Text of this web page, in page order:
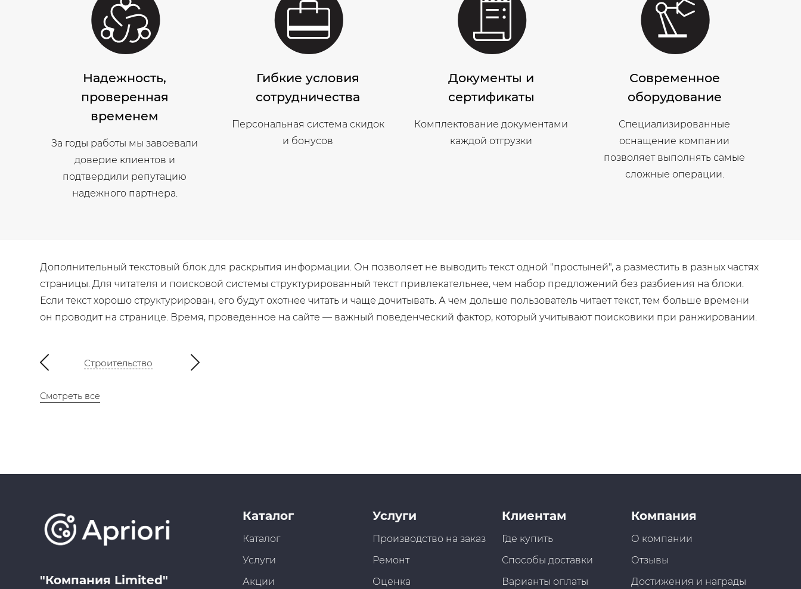
Надежность,
проверенная
временем
За годы работы мы завоевали
доверие клиентов и
подтвердили репутацию
надежного партнера.
Гибкие условия
сотрудничества
Персональная система скидок
и бонусов
Документы и
сертификаты
Комплектование документами
каждой отгрузки
Современное
оборудование
Специализированные
оснащение компании
позволяет выполнять самые
сложные операции.
Дополнительный текстовый блок для раскрытия информации. Он позволяет не выводить текст одной "простыней", а разместить в разных частях
страницы. Для читателя и поисковой системы структурированный текст привлекательнее, чем набор предложений без разбиения на блоки.
Если текст хорошо структурирован, его будут охотнее читать и чаще дочитывать. А чем дольше пользователь читает текст, тем больше времени
он проводит на странице. Время, проведенное на сайте — важный поведенческий фактор, который учитывают поисковики при ранжировании.
Строительство
Смотреть все
"Компания Limited"
Каталог
Каталог
Услуги
Акции
Услуги
Производство на заказ
Ремонт
Оценка
Клиентам
Где купить
Способы доставки
Варианты оплаты
Компания
О компании
Отзывы
Достижения и награды